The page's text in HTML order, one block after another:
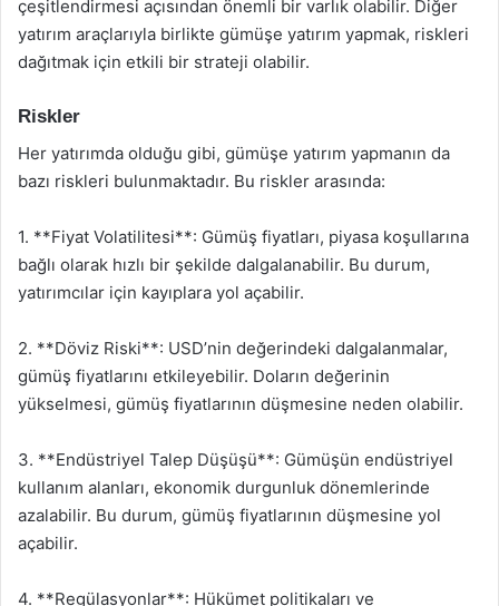
çeşitlendirmesi açısından önemli bir varlık olabilir. Diğer
yatırım araçlarıyla birlikte gümüşe yatırım yapmak, riskleri
dağıtmak için etkili bir strateji olabilir.
Riskler
Her yatırımda olduğu gibi, gümüşe yatırım yapmanın da
bazı riskleri bulunmaktadır. Bu riskler arasında:
1. **Fiyat Volatilitesi**: Gümüş fiyatları, piyasa koşullarına
bağlı olarak hızlı bir şekilde dalgalanabilir. Bu durum,
yatırımcılar için kayıplara yol açabilir.
2. **Döviz Riski**: USD’nin değerindeki dalgalanmalar,
gümüş fiyatlarını etkileyebilir. Doların değerinin
yükselmesi, gümüş fiyatlarının düşmesine neden olabilir.
3. **Endüstriyel Talep Düşüşü**: Gümüşün endüstriyel
kullanım alanları, ekonomik durgunluk dönemlerinde
azalabilir. Bu durum, gümüş fiyatlarının düşmesine yol
açabilir.
4. **Regülasyonlar**: Hükümet politikaları ve